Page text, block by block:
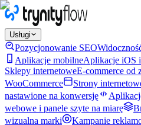
Usługi
Pozycjonowanie SEO
Aplikacje mobilneAplikacje iOS
Sklepy internetoweE-commerce od
WooCommerce
Strony
nastawione na konwersję
webowe i panele szyte na miarę
wizualna marki
Kampanie